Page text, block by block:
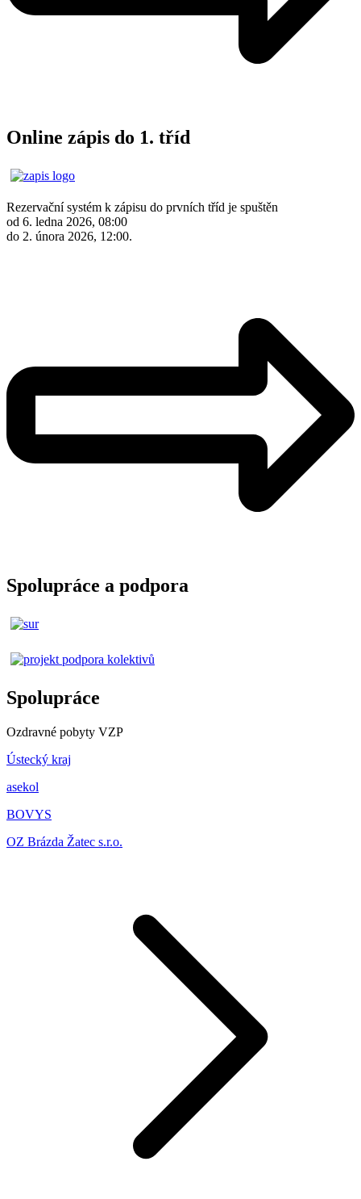
Online zápis do 1. tříd
Rezervační systém k zápisu do prvních tříd je spuštěn
od 6. ledna 2026, 08:00
do 2. února 2026, 12:00.
Spolupráce a podpora
Spolupráce
Ozdravné pobyty VZP
Ústecký kraj
asekol
BOVYS
OZ Brázda Žatec s.r.o.